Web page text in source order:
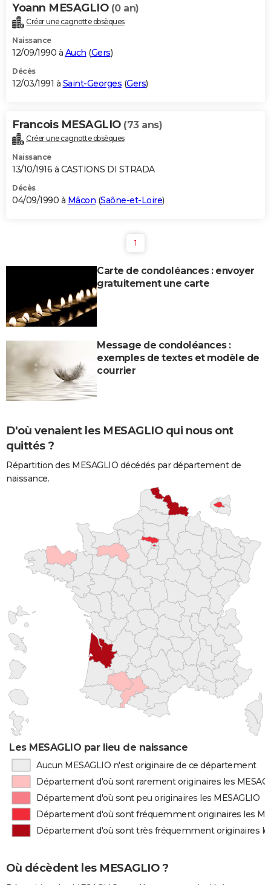
Yoann MESAGLIO (0 an)
Créer une cagnotte obsèques
Naissance
12/09/1990 à Auch (Gers)
Décès
12/03/1991 à Saint-Georges (Gers)
Francois MESAGLIO (73 ans)
Créer une cagnotte obsèques
Naissance
13/10/1916 à CASTIONS DI STRADA
Décès
04/09/1990 à Mâcon (Saône-et-Loire)
1
Carte de condoléances : envoyer
gratuitement une carte
Message de condoléances :
exemples de textes et modèle de
courrier
D'où venaient les MESAGLIO qui nous ont
quittés ?
Répartition des MESAGLIO décédés par département de
naissance.
Les MESAGLIO par lieu de naissance
Aucun MESAGLIO n'est originaire de ce département
Département d'où sont rarement originaires les
Département d'où sont peu originaires les MESAGLIO
Département d'où sont fréquemment originaires les
Département d'où sont très fréquemment originaires
Où décèdent les MESAGLIO ?